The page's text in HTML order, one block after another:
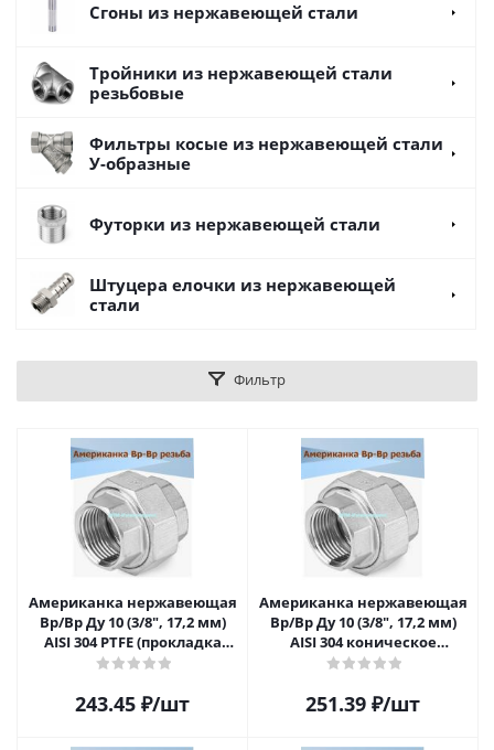
Сгоны из нержавеющей стали
Тройники из нержавеющей стали
резьбовые
Фильтры косые из нержавеющей стали
У-образные
Футорки из нержавеющей стали
Штуцера елочки из нержавеющей
стали
Фильтр
Американка нержавеющая
Вр/Вр Ду 10 (3/8", 17,2 мм)
AISI 304 PTFE (прокладка
фторопластовая)
243.45 ₽/шт
Американка нержавеющая
Вр/Вр Ду 10 (3/8", 17,2 мм)
AISI 304 коническое
уплотнение
251.39 ₽/шт